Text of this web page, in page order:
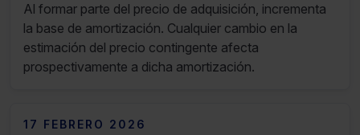
Al formar parte del precio de adquisición, incrementa
la base de amortización. Cualquier cambio en la
estimación del precio contingente afecta
prospectivamente a dicha amortización.
17 FEBRERO 2026